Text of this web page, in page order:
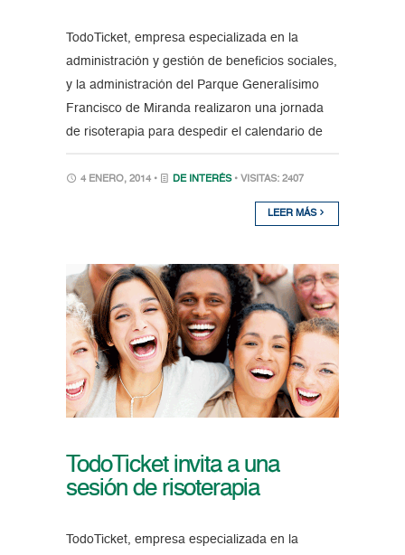
TodoTicket, empresa especializada en la
administración y gestión de beneficios sociales,
y la administración del Parque Generalísimo
Francisco de Miranda realizaron una jornada
de risoterapia para despedir el calendario de
4 ENERO, 2014 • DE INTERÉS • VISITAS: 2407
LEER MÁS
TodoTicket invita a una
sesión de risoterapia
TodoTicket, empresa especializada en la